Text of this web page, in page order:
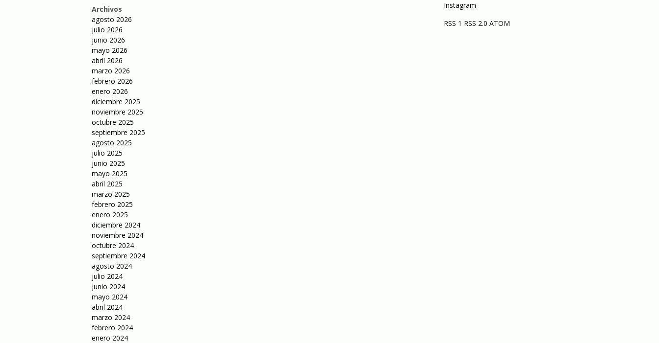
Archivos
agosto 2026
julio 2026
junio 2026
mayo 2026
abril 2026
marzo 2026
febrero 2026
enero 2026
diciembre 2025
noviembre 2025
octubre 2025
septiembre 2025
agosto 2025
julio 2025
junio 2025
mayo 2025
abril 2025
marzo 2025
febrero 2025
enero 2025
diciembre 2024
noviembre 2024
octubre 2024
septiembre 2024
agosto 2024
julio 2024
junio 2024
mayo 2024
abril 2024
marzo 2024
febrero 2024
enero 2024
Instagram
RSS 1 RSS 2.0 ATOM